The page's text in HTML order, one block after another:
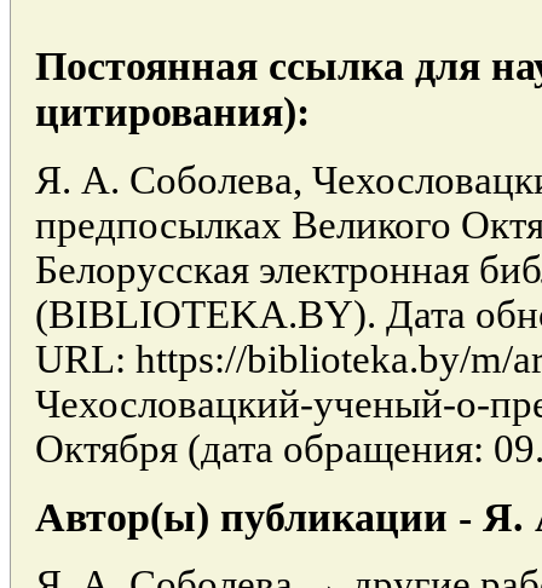
Постоянная ссылка для
цитирования):
Я. А. Соболева,
предпосылках Великого
Белорусская электронная
(BIBLIOTEKA.BY). Дата
URL: https://biblioteka.by/m/
Чехословацкий-ученый-о-
Октября (дата обращения:
Автор(ы) публикации - Я.